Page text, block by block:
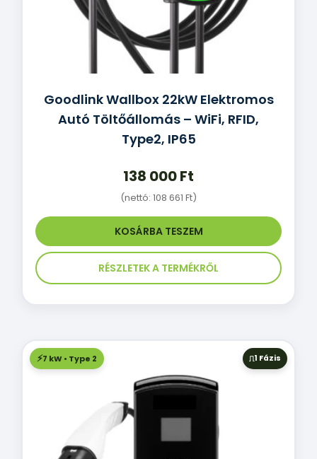
Goodlink Wallbox 22kW Elektromos
Autó Töltőállomás – WiFi, RFID,
Type2, IP65
138 000Ft
(nettó: 108 661 Ft)
KOSÁRBA TESZEM
RÉSZLETEK A TERMÉKRŐL
7 kW • Type 2 1 Fázis